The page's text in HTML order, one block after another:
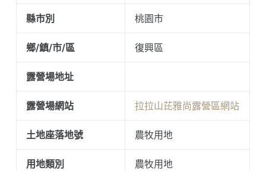
縣市別 桃園市
鄉/鎮/市/區 復興區
露營場地址
露營場網站 拉拉山芘雅尚露營區網站
土地座落地號 農牧用地
用地類別 農牧用地